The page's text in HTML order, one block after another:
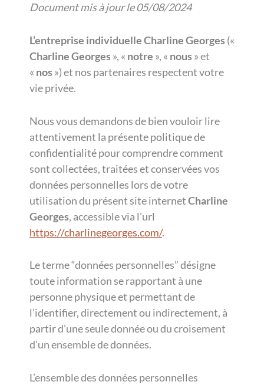
Document mis à jour le 05/08/2024
L’entreprise individuelle Charline Georges («
Charline Georges », « notre », « nous » et
« nos ») et nos partenaires respectent votre
vie privée.
Nous vous demandons de bien vouloir lire
attentivement la présente politique de
confidentialité pour comprendre comment
sont collectées, traitées et conservées vos
données personnelles lors de votre
utilisation du présent site internetCharline
Georges, accessible via l’url
https://charlinegeorges.com/.
Le terme “données personnelles” désigne
toute information se rapportant à une
personne physique et permettant de
l’identifier, directement ou indirectement, à
partir d’une seule donnée ou du croisement
d’un ensemble de données.
L’ensemble des données personnelles